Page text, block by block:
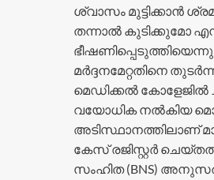
ശ്വാസം മുട്ടിക്കാൻ
തന്നാൽ കുടിക്കുമോ
മർദ്ദനമേറ്റതിനെ
മെഡിക്കൽ കോളേജിൽ
വയോധിക നൽകിയ
അടിസ്ഥാനത്തിലാണ്
കേസ് രജിസ്റ്റർ
സംഹിത (BNS)